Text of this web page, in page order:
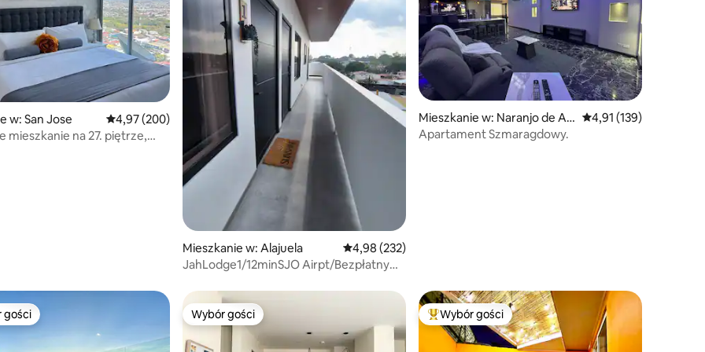
liczba recenzji: 225
w: San Jose Średnia ocena: 4,97 na 5, liczba recenzji: 200
4,97 (200)
mieszkanie na 27. piętrze,
Mieszkanie w: Alajuela Średnia ocena: 4,98 na 5, liczba recenzji: 232
4,98 (232)
JahLodge1/12minSJO Airpt/Bezpłatny
Mieszkanie w: Naranjo de Ala
juela
Średnia ocena: 4,91
4,91 (139)
Apartament Szmaragdowy.
z kategorii Wybór gości
gości Wybór gości
Wybór gości Najpopularniejsze z kategorii Wybór gości
Wybór gości